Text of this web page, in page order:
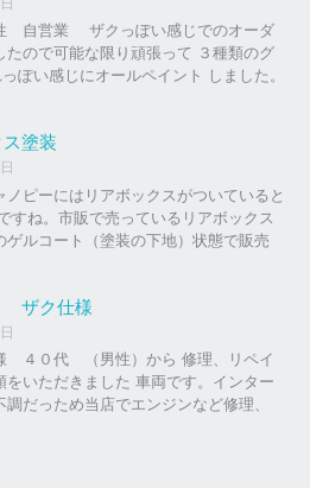
自営業 ザクっぽい感じでのオーダ
たので可能な限り頑張って ３種類のグ
ぽい感じにオールペイント しました。
塗装
ノピーにはリアボックスがついていると
すね。市販で売っているリアボックス
ルコート（塗装の下地）状態で販売
ザク仕様
４０代 （男性）から 修理、リペイ
をいただきました 車両です。インター
だっため当店でエンジンなど修理、